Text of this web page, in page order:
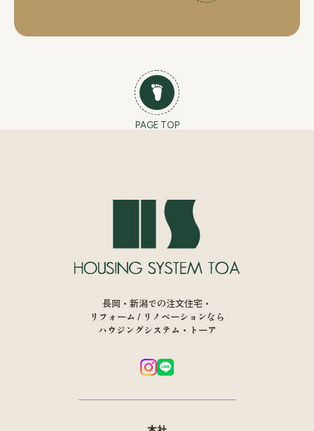
PAGE TOP
長岡・新潟での注文住宅・
リフォーム / リノベーションなら
ハウジングシステム・トーア